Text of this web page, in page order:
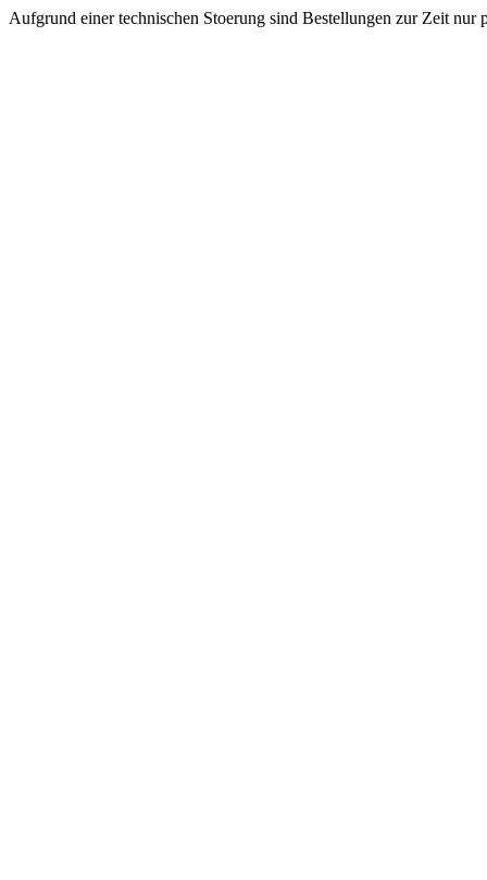
Aufgrund einer technischen Stoerung sind Bestellungen zur Zeit nur